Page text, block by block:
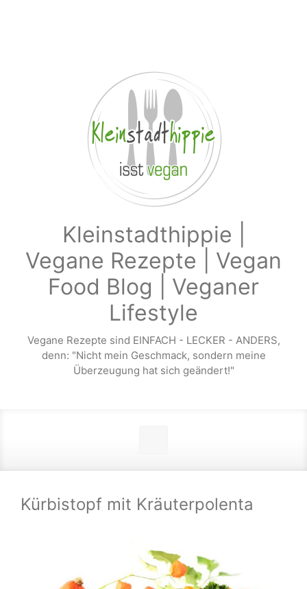
Kleinstadthippie |
Vegane Rezepte | Vegan
Food Blog | Veganer
Lifestyle
Vegane Rezepte sind EINFACH - LECKER - ANDERS,
denn: "Nicht mein Geschmack, sondern meine
Überzeugung hat sich geändert!"
Kürbistopf mit Kräuterpolenta